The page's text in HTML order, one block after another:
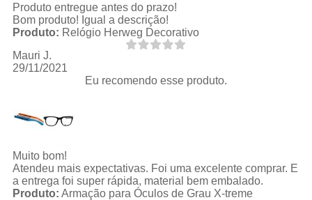
Produto entregue antes do prazo!
Bom produto! Igual a descrição!
Produto: Relógio Herweg Decorativo
Mauri J.
29/11/2021
Eu recomendo esse produto.
Muito bom!
Atendeu mais expectativas. Foi uma excelente comprar. E
a entrega foi super rápida, material bem embalado.
Produto: Armação para Óculos de Grau X-treme